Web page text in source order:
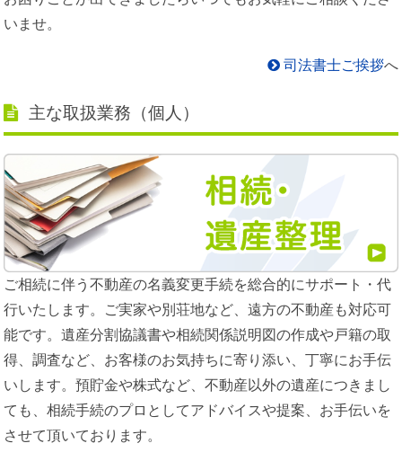
いませ。
司法書士ご挨拶へ
主な取扱業務（個人）
ご相続に伴う不動産の名義変更手続を総合的にサポート・代
行いたします。ご実家や別荘地など、遠方の不動産も対応可
能です。遺産分割協議書や相続関係説明図の作成や戸籍の取
得、調査など、お客様のお気持ちに寄り添い、丁寧にお手伝
いします。預貯金や株式など、不動産以外の遺産につきまし
ても、相続手続のプロとしてアドバイスや提案、お手伝いを
させて頂いております。